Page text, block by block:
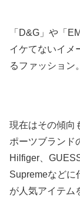
「D&G」や「
イケてないイメ
るファッション。
現在はその傾向
ポーツブランド
Hilfiger、
Supremeなどに
が人気アイテム